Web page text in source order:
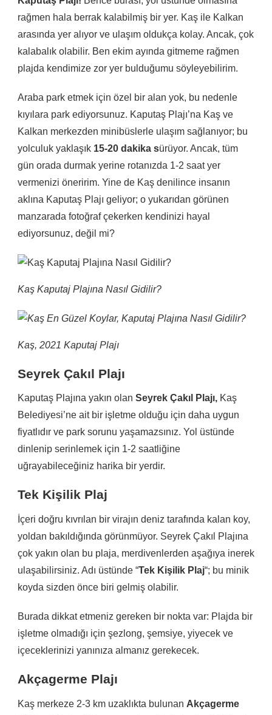
rağmen hala berrak kalabilmiş bir yer. Kaş ile Kalkan
arasında yer alıyor ve ulaşım oldukça kolay. Ancak, çok
kalabalık olabilir. Ben ekim ayında gitmeme rağmen
plajda kendimize zor yer bulduğumu söyleyebilirim.
Araba park etmek için özel bir alan yok, bu nedenle
kıyılara park ediyorsunuz. Kaputaş Plajı’na Kaş ve
Kalkan merkezden minibüslerle ulaşım sağlanıyor; bu
yolculuk yaklaşık 15-20 dakika sürüyor. Ancak, tüm
gün orada durmak yerine rotanızda 1-2 saat yer
vermenizi öneririm. Yine de Kaş denilince insanın
aklına Kaputaş Plajı geliyor; o yukarıdan görünen
manzarada fotoğraf çekerken kendinizi hayal
ediyorsunuz, değil mi?
Kaş Kaputaj Plajına Nasıl Gidilir?
Kaş, 2021 Kaputaj Plajı
Seyrek Çakıl Plajı
Kaputaş Plajına yakın olan Seyrek Çakıl Plajı, Kaş
Belediyesi’ne ait bir işletme olduğu için daha uygun
fiyatlıdır ve park sorunu yaşamazsınız. Yol üstünde
dinlenip serinlemek için 1-2 saatliğine
uğrayabileceğiniz harika bir yerdir.
Tek Kişilik Plaj
İçeri doğru kıvrılan bir virajın deniz tarafında kalan koy,
yoldan bakıldığında görünmüyor. Seyrek Çakıl Plajına
çok yakın olan bu plaja, merdivenlerden aşağıya inerek
ulaşabilirsiniz. Adı üstünde “Tek Kişilik Plaj“; bu minik
koyda sizden önce biri gelmiş olabilir.
Burada dikkat etmeniz gereken bir nokta var: Plajda bir
işletme olmadığı için şezlong, şemsiye, yiyecek ve
içeceklerinizi yanınıza almanız gerekecek.
Akçagerme Plajı
Kaş merkeze 2-3 km uzaklıkta bulunan Akçagerme